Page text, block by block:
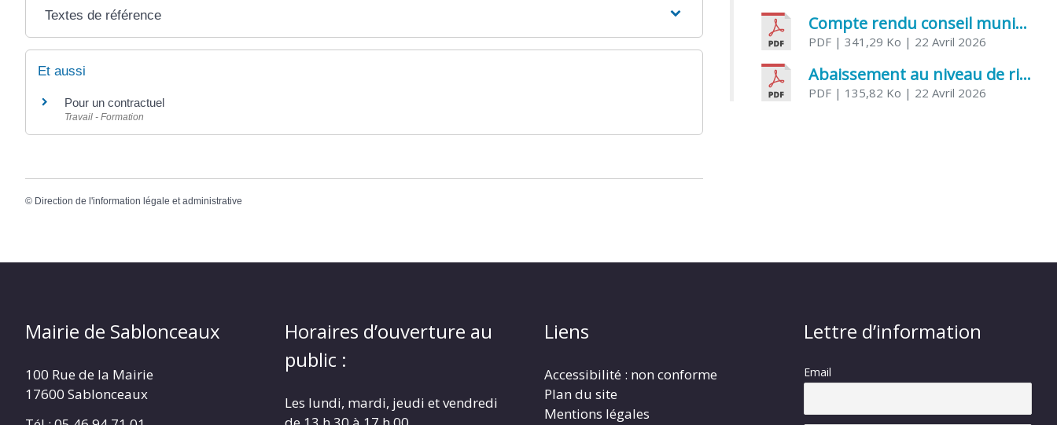
Textes de référence
Et aussi
Pour un contractuel
Travail - Formation
© Direction de l'information légale et administrative
Compte rendu conseil municipal – 7 avril 2026
PDF | 341,29 Ko | 22 Avril 2026
Abaissement au niveau de risque modéré de l’Influenza aviaire
PDF | 135,82 Ko | 22 Avril 2026
Mairie de Sablonceaux
100 Rue de la Mairie
17600 Sablonceaux
Horaires d’ouverture au
public :
Les lundi, mardi, jeudi et vendredi
Liens
Accessibilité : non conforme
Plan du site
Mentions légales
Lettre d’information
Email